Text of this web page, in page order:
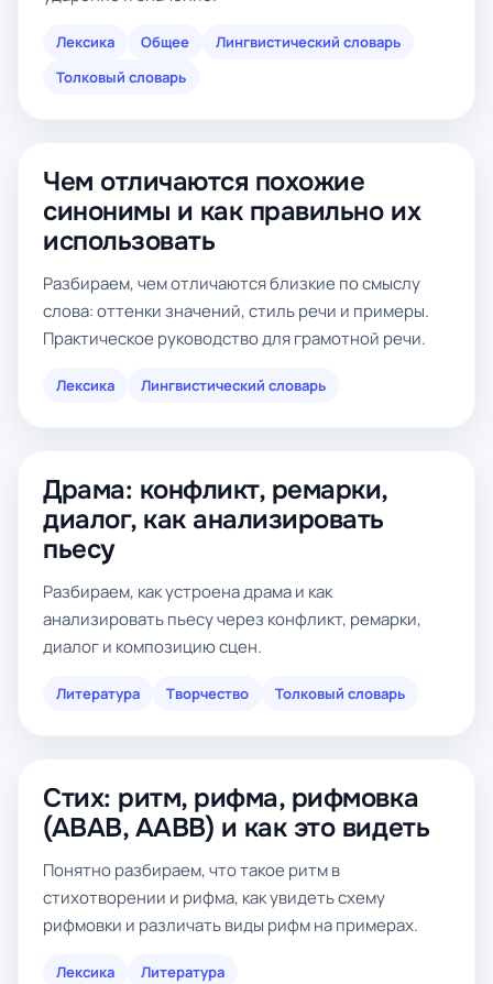
Лексика Общее
Лингвистический словарь
Толковый словарь
Чем отличаются похожие
синонимы и как правильно их
использовать
Разбираем, чем отличаются близкие по смыслу
слова: оттенки значений, стиль речи и примеры.
Практическое руководство для грамотной речи.
Лексика Лингвистический словарь
Драма: конфликт, ремарки,
диалог, как анализировать
пьесу
Разбираем, как устроена драма и как
анализировать пьесу через конфликт, ремарки,
диалог и композицию сцен.
Литература Творчество Толковый словарь
Стих: ритм, рифма, рифмовка
(ABAB, AABB) и как это видеть
Понятно разбираем, что такое ритм в
стихотворении и рифма, как увидеть схему
рифмовки и различать виды рифм на примерах.
Лексика
Литература